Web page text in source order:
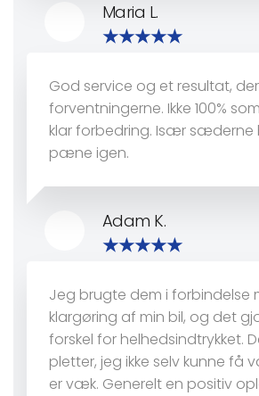
Maria L.
God service og et resultat,
forventningerne. Ikke 100%
klar forbedring. Især sæderne
pæne igen.
Adam K.
Jeg brugte dem i forbindelse
klargøring af min bil, og det
forskel for helhedsindtrykket.
pletter, jeg ikke selv kunne få
er væk. Generelt en positiv